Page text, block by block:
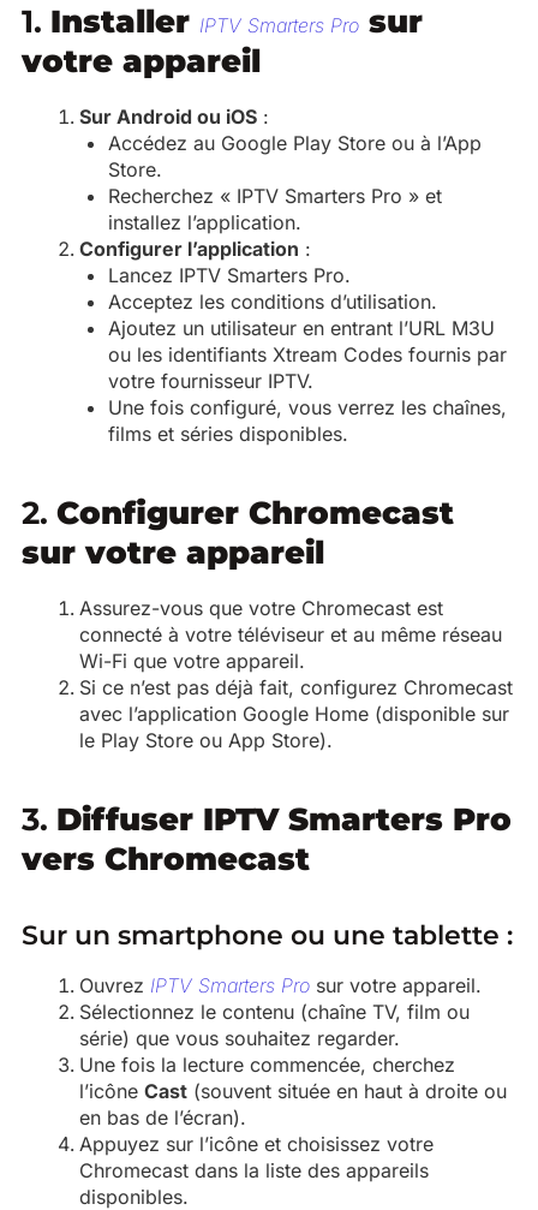
1. Installer IPTV Smarters Prosur
votre appareil
Sur Android ou iOS:
Accédez au Google Play Store ou à l’App
Store.
Recherchez « IPTV Smarters Pro » et
installez l’application.
Configurer l’application :
Lancez IPTV Smarters Pro.
Acceptez les conditions d’utilisation.
Ajoutez un utilisateur en entrant l’URL M3U
ou les identifiants Xtream Codes fournis par
votre fournisseur IPTV.
Une fois configuré, vous verrez les chaînes,
films et séries disponibles.
2. Configurer Chromecast
sur votre appareil
Assurez-vous que votre Chromecast est
connecté à votre téléviseur et au même réseau
Wi-Fi que votre appareil.
Si ce n’est pas déjà fait, configurez Chromecast
avec l’application Google Home (disponible sur
le Play Store ou App Store).
3. Diffuser IPTV Smarters Pro
vers Chromecast
Sur un smartphone ou une tablette :
Ouvrez IPTV Smarters Prosur votre appareil.
Sélectionnez le contenu (chaîne TV, film ou
série) que vous souhaitez regarder.
Une fois la lecture commencée, cherchez
l’icône Cast(souvent située en haut à droite ou
en bas de l’écran).
Appuyez sur l’icône et choisissez votre
Chromecast dans la liste des appareils
disponibles.